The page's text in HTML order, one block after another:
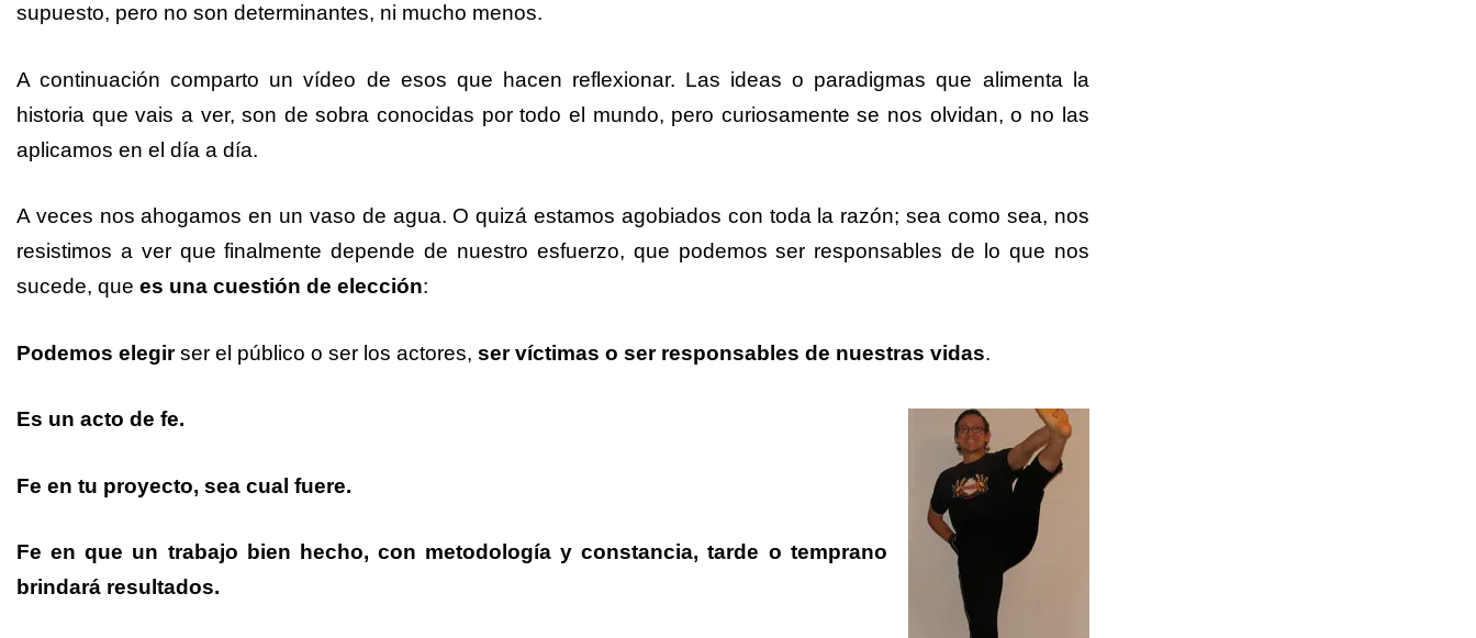
supuesto, pero no son determinantes, ni mucho menos.
A continuación comparto un vídeo de esos que hacen reflexionar. Las ideas o paradigmas que alimenta la
historia que vais a ver, son de sobra conocidas por todo el mundo, pero curiosamente se nos olvidan, o no las
aplicamos en el día a día.
A veces nos ahogamos en un vaso de agua. O quizá estamos agobiados con toda la razón; sea como sea, nos
resistimos a ver que finalmente depende de nuestro esfuerzo, que podemos ser responsables de lo que nos
sucede, que es una cuestión de elección:
Podemos elegirser el público o ser los actores, ser víctimas o ser responsables de nuestras vidas.
Es un acto de fe.
Fe en tu proyecto, sea cual fuere.
Fe en que un trabajo bien hecho, con metodología y constancia, tarde o temprano
brindará resultados.